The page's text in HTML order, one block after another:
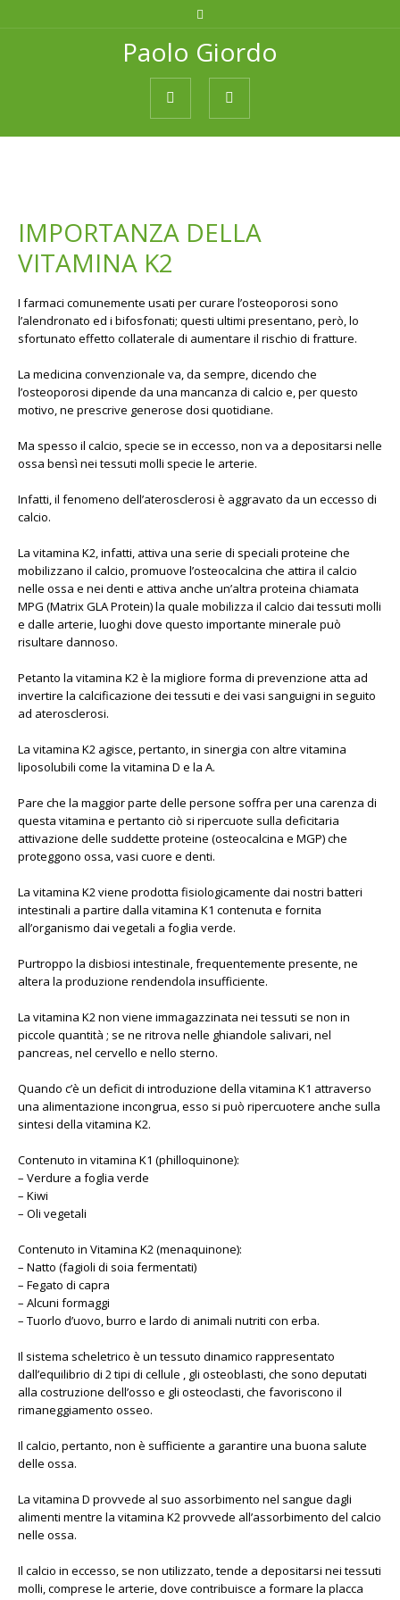
Paolo Giordo
IMPORTANZA DELLA
VITAMINA K2
I farmaci comunemente usati per curare l’osteoporosi sono
l’alendronato ed i bifosfonati; questi ultimi presentano, però, lo
sfortunato effetto collaterale di aumentare il rischio di fratture.
La medicina convenzionale va, da sempre, dicendo che
l’osteoporosi dipende da una mancanza di calcio e, per questo
motivo, ne prescrive generose dosi quotidiane.
Ma spesso il calcio, specie se in eccesso, non va a depositarsi nelle
ossa bensì nei tessuti molli specie le arterie.
Infatti, il fenomeno dell’aterosclerosi è aggravato da un eccesso di
calcio.
La vitamina K2, infatti, attiva una serie di speciali proteine che
mobilizzano il calcio, promuove l’osteocalcina che attira il calcio
nelle ossa e nei denti e attiva anche un’altra proteina chiamata
MPG (Matrix GLA Protein) la quale mobilizza il calcio dai tessuti molli
e dalle arterie, luoghi dove questo importante minerale può
risultare dannoso.
Petanto la vitamina K2 è la migliore forma di prevenzione atta ad
invertire la calcificazione dei tessuti e dei vasi sanguigni in seguito
ad aterosclerosi.
La vitamina K2 agisce, pertanto, in sinergia con altre vitamina
liposolubili come la vitamina D e la A.
Pare che la maggior parte delle persone soffra per una carenza di
questa vitamina e pertanto ciò si ripercuote sulla deficitaria
attivazione delle suddette proteine (osteocalcina e MGP) che
proteggono ossa, vasi cuore e denti.
La vitamina K2 viene prodotta fisiologicamente dai nostri batteri
intestinali a partire dalla vitamina K1 contenuta e fornita
all’organismo dai vegetali a foglia verde.
Purtroppo la disbiosi intestinale, frequentemente presente, ne
altera la produzione rendendola insufficiente.
La vitamina K2 non viene immagazzinata nei tessuti se non in
piccole quantità ; se ne ritrova nelle ghiandole salivari, nel
pancreas, nel cervello e nello sterno.
Quando c’è un deficit di introduzione della vitamina K1 attraverso
una alimentazione incongrua, esso si può ripercuotere anche sulla
sintesi della vitamina K2.
Contenuto in vitamina K1 (philloquinone):
– Verdure a foglia verde
– Kiwi
– Oli vegetali
Contenuto in Vitamina K2 (menaquinone):
– Natto (fagioli di soia fermentati)
– Fegato di capra
– Alcuni formaggi
– Tuorlo d’uovo, burro e lardo di animali nutriti con erba.
Il sistema scheletrico è un tessuto dinamico rappresentato
dall’equilibrio di 2 tipi di cellule , gli osteoblasti, che sono deputati
alla costruzione dell’osso e gli osteoclasti, che favoriscono il
rimaneggiamento osseo.
Il calcio, pertanto, non è sufficiente a garantire una buona salute
delle ossa.
La vitamina D provvede al suo assorbimento nel sangue dagli
alimenti mentre la vitamina K2 provvede all’assorbimento del calcio
nelle ossa.
Il calcio in eccesso, se non utilizzato, tende a depositarsi nei tessuti
molli, comprese le arterie, dove contribuisce a formare la placca